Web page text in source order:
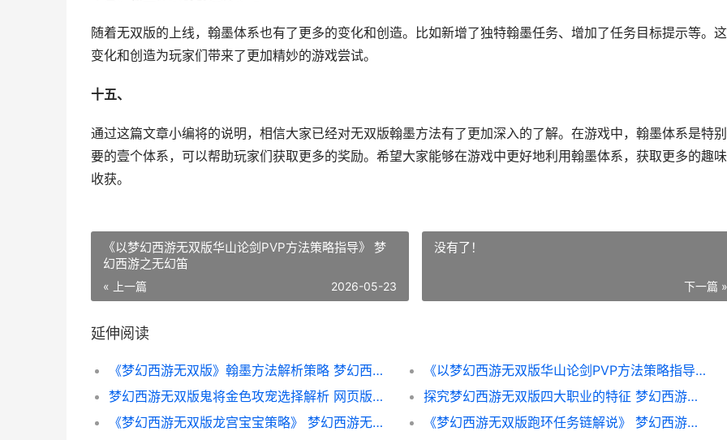
随着无双版的上线，翰墨体系也有了更多的变化和创造。比如新增了独特翰墨任务、增加了任务目标提示等。
变化和创造为玩家们带来了更加精妙的游戏尝试。
十五、
通过这篇文章小编将的说明，相信大家已经对无双版翰墨方法有了更加深入的了解。在游戏中，翰墨体系是特
要的壹个体系，可以帮助玩家们获取更多的奖励。希望大家能够在游戏中更好地利用翰墨体系，获取更多的趣
收获。
《以梦幻西游无双版华山论剑PVP方法策略指导》 梦
幻西游之无幻笛
« 上一篇 2026-05-23
没有了！
下一篇 »
延伸阅读
《梦幻西游无双版》翰墨方法解析策略 梦幻西游2无双
《以梦幻西游无双版华山论剑PVP方法策略指导》 梦幻西游之无幻笛
梦幻西游无双版鬼将金色攻宠选择解析 网页版梦幻西游
探究梦幻西游无双版四大职业的特征 梦幻西游无级别是啥意思
《梦幻西游无双版龙宫宝宝策略》 梦幻西游无双徽记有什么用
《梦幻西游无双版跑环任务链解说》 梦幻西游无双版攻略大全